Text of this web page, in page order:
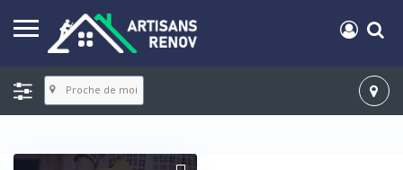
Proche de moi